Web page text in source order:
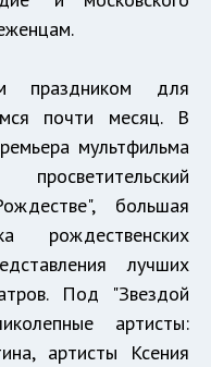
праздником для
почти месяц. В
мультфильма
большая
рождественских
лучших
Под "Звездой
артисты:
артисты Ксения